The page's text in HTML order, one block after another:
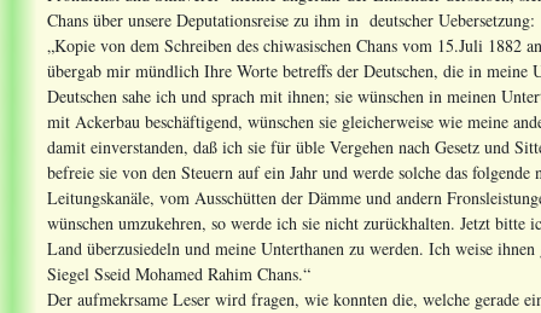
Chans über unsere Deputationsreise zu ihm in deutscher Uebersetzung:
„Kopie von dem Schreiben des chiwasischen Chans vom 15.Juli 1882
übergab mir mündlich Ihre Worte betreffs der Deutschen, die in meine
Deutschen sahe ich und sprach mit ihnen; sie wünschen in meinen
mit Ackerbau beschäftigend, wünschen sie gleicherweise wie meine
damit einverstanden, daß ich sie für üble Vergehen nach Gesetz und
befreie sie von den Steuern auf ein Jahr und werde solche das
Leitungskanäle, vom Ausschütten der Dämme und andern
wünschen umzukehren, so werde ich sie nicht zurückhalten. Jetzt bitte
Land überzusiedeln und meine Unterthanen zu werden. Ich weise
Siegel Sseid Mohamed Rahim Chans.“
Der aufmekrsame Leser wird fragen, wie konnten die, welche gerade